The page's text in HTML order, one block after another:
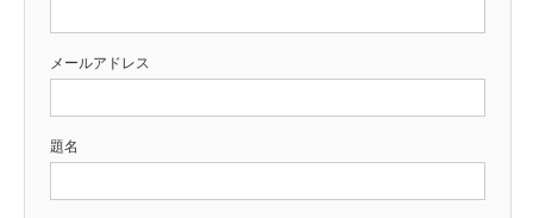
メールアドレス
題名